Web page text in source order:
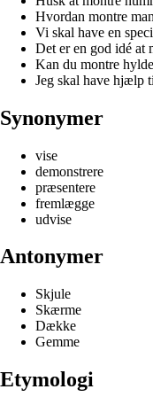
Hvordan montre
Vi skal have en
Det er en god idé at
Kan du montre
Jeg skal have hjælp
Synonymer
vise
demonstrere
præsentere
fremlægge
udvise
Antonymer
Skjule
Skærme
Dække
Gemme
Etymologi